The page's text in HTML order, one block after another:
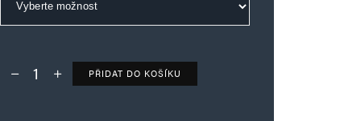
Deník TO – verze bez reklam množství
PŘIDAT DO KOŠÍKU